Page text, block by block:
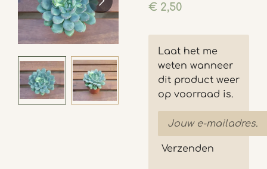
€ 2,50
Laat het me
weten wanneer
dit product weer
op voorraad is.
Verzenden